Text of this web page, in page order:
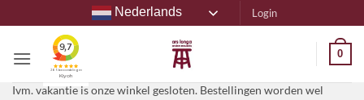
naar
inhoud
Nederlands Login
0
Ivm. vakantie is onze winkel gesloten. Bestellingen worden wel